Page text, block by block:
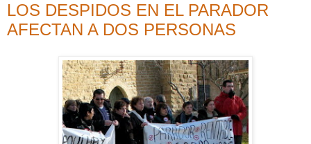
LOS DESPIDOS EN EL PARADOR
AFECTAN A DOS PERSONAS